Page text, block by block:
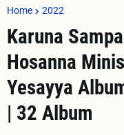
Home 2022
Karuna
Hosanna
Yesayya
| 32 Album